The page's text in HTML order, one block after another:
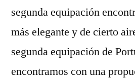
segunda equipación
más elegante y de cierto
segunda equipación de
encontramos con una